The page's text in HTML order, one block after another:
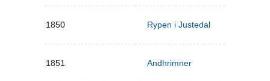
1850 Rypen i Justedal
1851 Andhrimner